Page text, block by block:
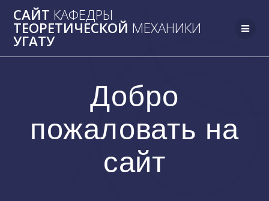
content
САЙТ КАФЕДРЫ
ТЕОРЕТИЧЕСКОЙ МЕХАНИКИ
УГАТУ
Добро
пожаловать на
сайт